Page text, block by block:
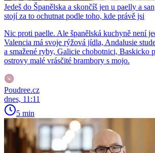
Jedeš do Španělska a skončíš jen u paelly a
stojí za to ochutnat podle toho, kde právě jsi
Nic proti paelle. Ale španělská kuchyně není
Valencia má svoje rýžová jídla, Andalusie
a smažené ryby, Galicie chobotnici, Baskicko
ostrovy malé vrásčité brambory s mojo.
Poudree.cz
dnes, 11:11
5 min